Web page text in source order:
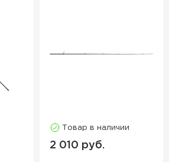
Товар в наличии
2 010 руб.